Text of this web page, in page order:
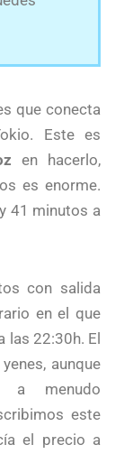
que conecta
Este es
en hacerlo,
es enorme.
41 minutos a
con salida
en el que
las 22:30h. El
aunque
a menudo
este
el precio a